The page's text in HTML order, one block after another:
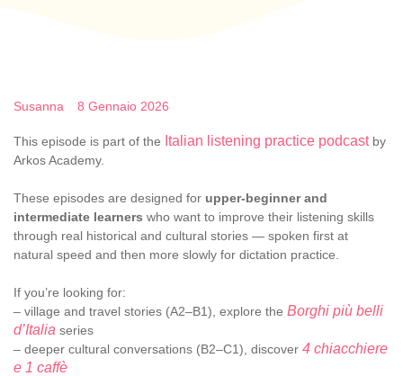
Susanna 8 Gennaio 2026
This episode is part of the Italian listening practice podcastby
Arkos Academy.
These episodes are designed for upper-beginner and
intermediate learners who want to improve their listening skills
through real historical and cultural stories — spoken first at
natural speed and then more slowly for dictation practice.
If you’re looking for:
– village and travel stories (A2–B1), explore the Borghi più belli
d’Italia series
– deeper cultural conversations (B2–C1), discover 4 chiacchiere
e 1 caffè